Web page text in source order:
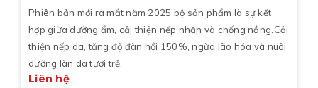
Phiên bản mới ra mắt năm 2025 bộ sản phẩm là sự kết
hợp giữa dưỡng ẩm, cải thiện nếp nhăn và chống nắng.Cải
thiện nếp da, tăng độ đàn hồi 150%, ngừa lão hóa và nuôi
dưỡng làn da tươi trẻ.
Liên hệ